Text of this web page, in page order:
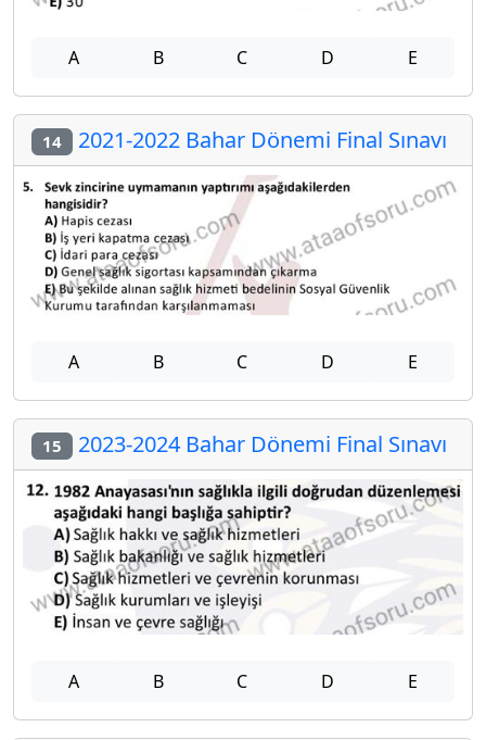
A B C D E
14 2021-2022 Bahar Dönemi Final Sınavı
A B C D E
15 2023-2024 Bahar Dönemi Final Sınavı
A B C D E